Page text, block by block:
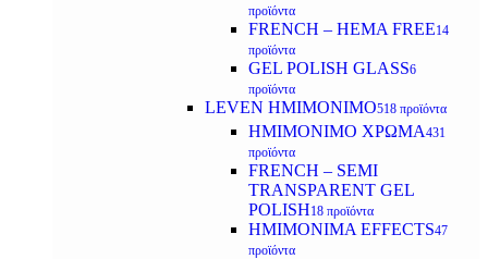
προϊόντα
FRENCH – HEMA FREE14
προϊόντα
GEL POLISH GLASS6
προϊόντα
LEVEN ΗΜΙΜΟΝΙΜΟ518 προϊόντα
ΗΜΙΜΟΝΙΜΟ ΧΡΩΜΑ431
προϊόντα
FRENCH – SEMI
TRANSPARENT GEL
POLISH18 προϊόντα
HMIMONIMA EFFECTS47
προϊόντα